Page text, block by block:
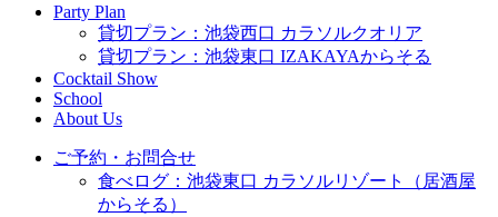
Party Plan
貸切プラン：池袋西口 カラソルクオリア
貸切プラン：池袋東口 IZAKAYAからそる
Cocktail Show
School
About Us
ご予約・お問合せ
食べログ：池袋東口 カラソルリゾート（居酒屋
からそる）